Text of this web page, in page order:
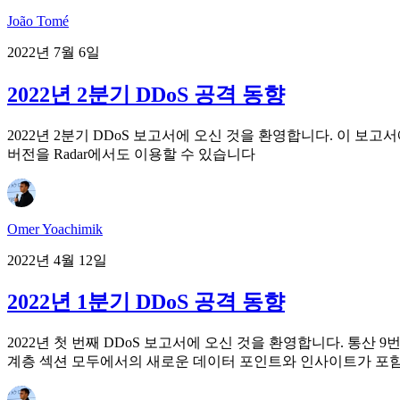
João Tomé
2022년 7월 6일
2022년 2분기 DDoS 공격 동향
2022년 2분기 DDoS 보고서에 오신 것을 환영합니다. 이 보고
버전을 Radar에서도 이용할 수 있습니다
Omer Yoachimik
2022년 4월 12일
2022년 1분기 DDoS 공격 동향
2022년 첫 번째 DDoS 보고서에 오신 것을 환영합니다. 통산 9
계층 섹션 모두에서의 새로운 데이터 포인트와 인사이트가 포